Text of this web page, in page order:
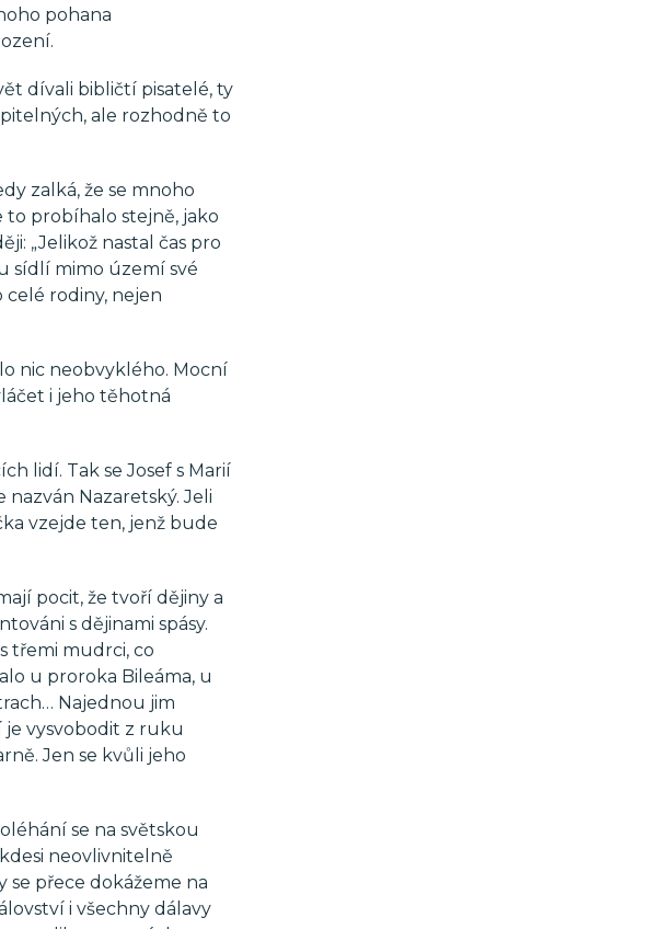
pohana
dívali bibličtí pisatelé, ty
ale rozhodně to
zalká, že se mnoho
to probíhalo stejně, jako
„Jelikož nastal čas pro
sídlí mimo území své
celé rodiny, nejen
nic neobvyklého. Mocní
i jeho těhotná
lidí. Tak se Josef s Marií
nazván Nazaretský. Jeli
vzejde ten, jenž bude
pocit, že tvoří dějiny a
s dějinami spásy.
třemi mudrci, co
u proroka Bileáma, u
Najednou jim
je vysvobodit z ruku
Jen se kvůli jeho
se na světskou
neovlivnitelně
se přece dokážeme na
i všechny dálavy